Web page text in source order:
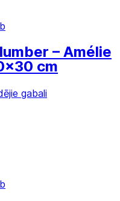
– Amélie
cm
gabali